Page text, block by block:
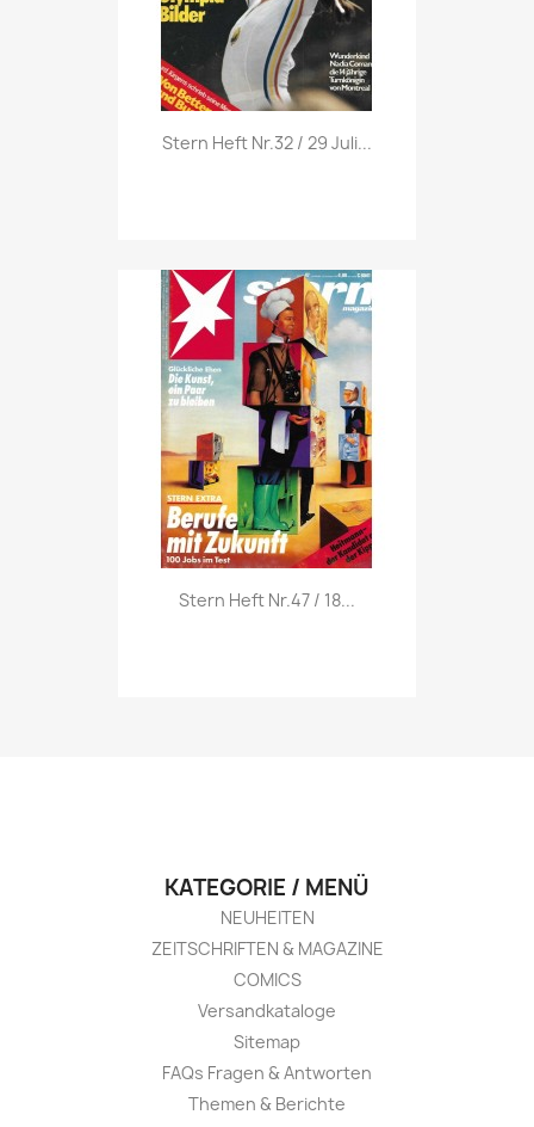
Vorschau
Stern Heft Nr.32 / 29 Juli...
Vorschau
Stern Heft Nr.47 / 18...
KATEGORIE / MENÜ
NEUHEITEN
ZEITSCHRIFTEN & MAGAZINE
COMICS
Versandkataloge
Sitemap
FAQs Fragen & Antworten
Themen & Berichte